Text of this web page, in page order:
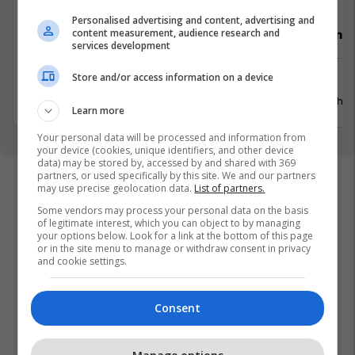
Video Editor (3 pozita)
Prishtinë
20 Korrik 2026
Punëtor në
20 Gusht
Personalised advertising and content, advertising and
content measurement, audience research and
services development
Store and/or access information on a device
Learn more
Your personal data will be processed and information from
your device (cookies, unique identifiers, and other device
data) may be stored by, accessed by and shared with 369
partners, or used specifically by this site. We and our partners
may use precise geolocation data. List of partners.
Some vendors may process your personal data on the basis
of legitimate interest, which you can object to by managing
your options below. Look for a link at the bottom of this page
or in the site menu to manage or withdraw consent in privacy
and cookie settings.
Consent